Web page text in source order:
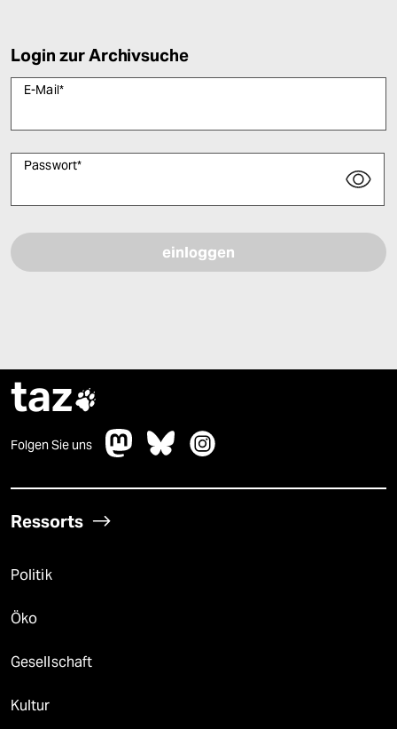
Login zur Archivsuche
E-Mail*
Passwort*
taz
Folgen Sie uns
Ressorts
Politik
Öko
Gesellschaft
Kultur